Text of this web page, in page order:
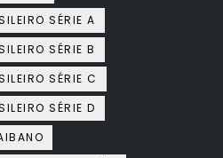
SÉRIE A
SÉRIE B
SÉRIE C
SÉRIE D